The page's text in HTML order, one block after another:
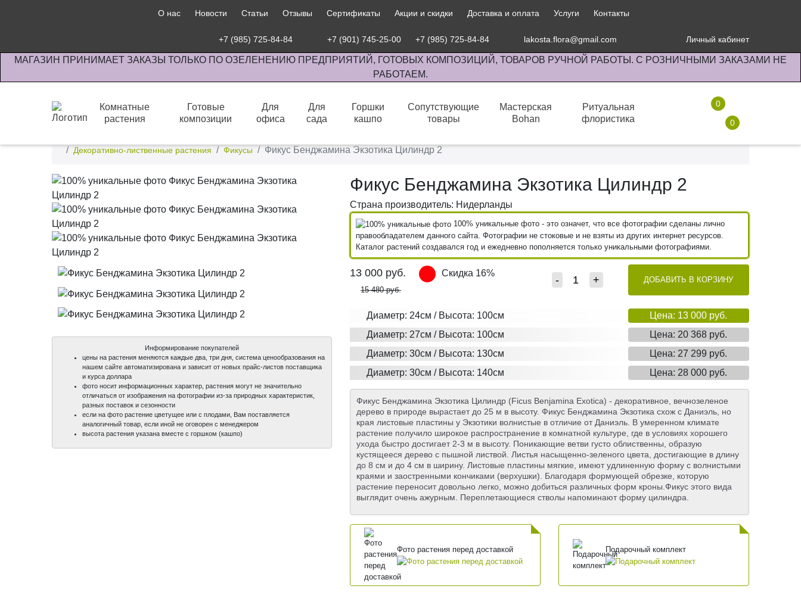
О нас Новости Статьи Отзывы Сертификаты Акции и скидки Доставка и оплата Услуги Контакты
+7 (985) 725-84-84 +7 (901) 745-25-00 +7 (985) 725-84-84 lakosta.flora@gmail.com Личный кабинет
МАГАЗИН ПРИНИМАЕТ ЗАКАЗЫ ТОЛЬКО ПО ОЗЕЛЕНЕНИЮ ПРЕДПРИЯТИЙ, ГОТОВЫХ КОМПОЗИЦИЙ, ТОВАРОВ РУЧНОЙ РАБОТЫ. С РОЗНИЧНЫМИ ЗАКАЗАМИ НЕ
РАБОТАЕМ.
Комнатные
растения
Готовые
композиции
Для
офиса
Для
сада
Горшки
кашпо
Сопутствующие
товары
Мастерская
Bohan
Ритуальная
флористика
0
0
Декоративно-лиственные растения
Фикусы Фикус Бенджамина Экзотика Цилиндр 2
Информирование покупателей
цены на растения меняются каждые два, три дня, система ценообразования на
нашем сайте автоматизирована и зависит от новых прайс-листов поставщика
и курса доллара
фото носит информационных характер, растения могут не значительно
отличаться от изображения на фотографии из-за природных характеристик,
разных поставок и сезонности
если на фото растение цветущее или с плодами, Вам поставляется
аналогичный товар, если иной не оговорен с менеджером
высота растения указана вместе с горшком (кашпо)
Фикус Бенджамина Экзотика Цилиндр 2
Страна производитель: Нидерланды
100% уникальные фото - это означет, что все фотографии сделаны лично
правообладателем данного сайта. Фотографии не стоковые и не взяты из других интернет ресурсов.
Каталог растений создавался год и ежедневно пополняется только уникальными фотографиями.
13 000 руб. Скидка 16%
15 480 руб.
- + ДОБАВИТЬ В КОРЗИНУ
Диаметр: 24см / Высота: 100см
Цена: 13 000 руб.
Диаметр: 27см / Высота: 100см
Цена: 20 368 руб.
Диаметр: 30см / Высота: 130см
Цена: 27 299 руб.
Диаметр: 30см / Высота: 140см
Цена: 28 000 руб.
Фикус Бенджамина Экзотика Цилиндр (Ficus Benjamina Exotica) - декоративное, вечнозеленое
дерево в природе вырастает до 25 м в высоту. Фикус Бенджамина Экзотика схож с Даниэль, но
края листовые пластины у Экзотики волнистые в отличие от Даниэль. В умеренном климате
растение получило широкое распространение в комнатной культуре, где в условиях хорошего
ухода быстро достигает 2-3 м в высоту. Поникающие ветви густо облиственны, образую
кустящееся дерево с пышной листвой. Листья насыщенно-зеленого цвета, достигающие в длину
до 8 см и до 4 см в ширину. Листовые пластины мягкие, имеют удлиненную форму с волнистыми
краями и заостренными кончиками (верхушки). Благодаря формующей обрезке, которую
растение переносит довольно легко, можно добиться различных форм кроны.Фикус этого вида
выглядит очень ажурным. Переплетающиеся стволы напоминают форму цилиндра.
Фото растения перед доставкой Подарочный комплект